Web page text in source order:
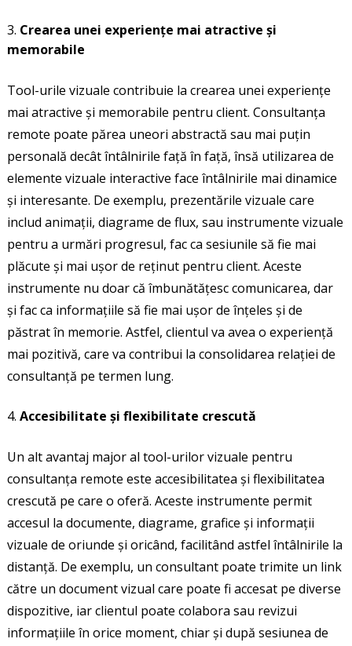
Crearea unei experiențe mai atractive și
memorabile
Tool-urile vizuale contribuie la crearea unei experiențe
mai atractive și memorabile pentru client. Consultanța
remote poate părea uneori abstractă sau mai puțin
personală decât întâlnirile față în față, însă utilizarea de
elemente vizuale interactive face întâlnirile mai dinamice
și interesante. De exemplu, prezentările vizuale care
includ animații, diagrame de flux, sau instrumente vizuale
pentru a urmări progresul, fac ca sesiunile să fie mai
plăcute și mai ușor de reținut pentru client. Aceste
instrumente nu doar că îmbunătățesc comunicarea, dar
și fac ca informațiile să fie mai ușor de înțeles și de
păstrat în memorie. Astfel, clientul va avea o experiență
mai pozitivă, care va contribui la consolidarea relației de
consultanță pe termen lung.
Accesibilitate și flexibilitate crescută
Un alt avantaj major al tool-urilor vizuale pentru
consultanța remote este accesibilitatea și flexibilitatea
crescută pe care o oferă. Aceste instrumente permit
accesul la documente, diagrame, grafice și informații
vizuale de oriunde și oricând, facilitând astfel întâlnirile la
distanță. De exemplu, un consultant poate trimite un link
către un document vizual care poate fi accesat pe diverse
dispozitive, iar clientul poate colabora sau revizui
informațiile în orice moment, chiar și după sesiunea de